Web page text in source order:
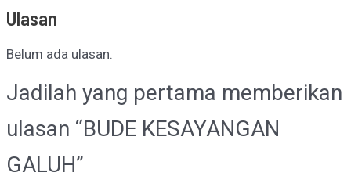
Ulasan
Belum ada ulasan.
Jadilah yang pertama memberikan
ulasan “BUDE KESAYANGAN
GALUH”